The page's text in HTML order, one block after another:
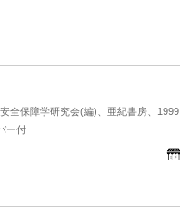
全保障学研究会(編)、亜紀書房、1999
ー付